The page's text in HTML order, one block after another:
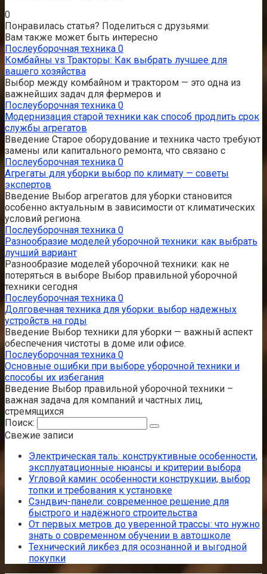
0
Понравилась статья? Поделиться с друзьями:
Вам также может быть интересно
Послеуборочная техника 0
Комбайны vs Тракторы: Как выбрать лучшее для
вашего хозяйства
Выбор между комбайном и трактором — это одна из
важнейших задач для фермеров и
Послеуборочная техника 0
Модернизация старой техники как способ продлить срок
службы агрегатов
Введение Старое оборудование и техника часто требуют
замены или капитального ремонта, что связано с
Послеуборочная техника 0
Агрегаты для уборки выбор по климату — советы
экспертов
Введение Выбор агрегатов для уборки становится
особенно актуальным в зависимости от климатических
условий региона.
Послеуборочная техника 0
Разнообразие моделей уборочной техники: как выбрать
лучший вариант
Разнообразие моделей уборочной техники: как не
потеряться в выборе Выбор правильной уборочной
техники сегодня
Послеуборочная техника 0
Долговечная техника для уборки: выбор надежных
устройств на годы
Введение Выбор техники для уборки — важный аспект
обеспечения чистоты в доме или офисе.
Послеуборочная техника 0
Основные ошибки при выборе уборочной техники и
способы их избегания
Введение Выбор правильной уборочной техники –
важная задача для компаний и частных лиц,
стремящихся
Поиск:
Свежие записи
Электрическая таль: конструктивные особенности,
эксплуатационные нюансы и критерии выбора
Угловой камин: особенности конструкции, выбор
топки и требования к установке
Сэндвич-панели: современное решение для
быстрого и надёжного строительства
От первых метров до уверенной трассы: что нужно
знать о современном обучении в автошколе
Технический ликбез для осознанной и выгодной
покупки